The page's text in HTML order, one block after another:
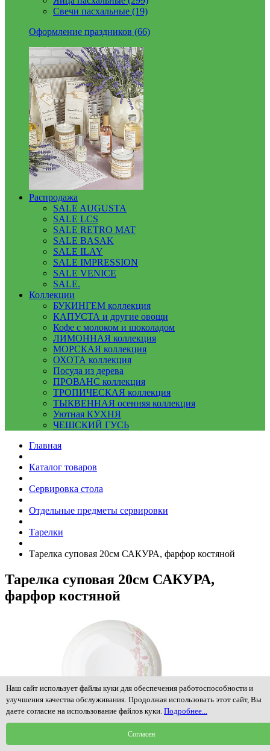
Свечи пасхальные (19)
Оформление праздников (66)
Распродажа
SALE AUGUSTA
SALE LCS
SALE RETRO MAT
SALE BASAK
SALE ILAY
SALE IMPRESSION
SALE VENICE
SALE.
Коллекции
БУКИНГЕМ коллекция
КАПУСТА и другие овощи
Кофе с молоком и шоколадом
ЛИМОННАЯ коллекция
МОРСКАЯ коллекция
ОХОТА коллекция
Посуда из дерева
ПРОВАНС коллекция
ТРОПИЧЕСКАЯ коллекция
ТЫКВЕННАЯ осенняя коллекция
Уютная КУХНЯ
ЧЕШСКИЙ ГУСЬ
Главная
Каталог товаров
Сервировка стола
Отдельные предметы сервировки
Тарелки
Тарелка суповая 20см САКУРА, фарфор костяной
Тарелка суповая 20см САКУРА,
фарфор костяной
Наш сайт использует файлы куки для обеспечения работоспособности и
улучшения качества обслуживания. Продолжая использовать этот сайт, Вы
даете согласие на использование файлов куки. Подробнее...
Согласен